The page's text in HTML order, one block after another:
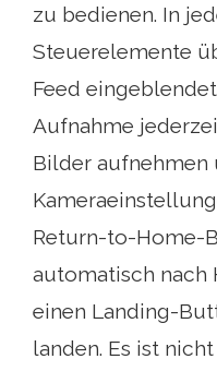
zu bedienen. In
Steuerelemente
Feed
Aufnahme
Bilder aufnehmen
Return-to-Home-
automatisch nach
einen Landing-
landen. Es ist